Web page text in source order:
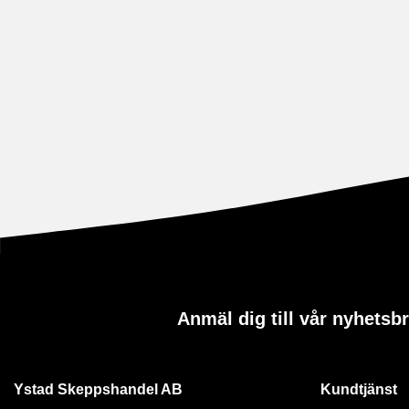
Anmäl dig till vår
Ystad Skeppshandel AB Kundtjänst